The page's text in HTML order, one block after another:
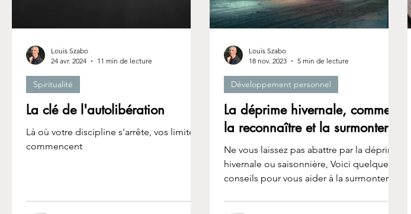
La clé de l'autolibération
Là où votre discipline s'arrête, vos limites
commencent
Spiritualité
Louis Szabo
24 avr. 2024
11 min de lecture
La déprime hivernale, comment
la reconnaître et la surmonter ?
Ne vous laissez pas abattre par la déprime
hivernale ou saisonnière, Voici quelques
conseils pour vous aider à la surmonter
Développement personnel
Louis Szabo
18 nov. 2023
5 min de lecture